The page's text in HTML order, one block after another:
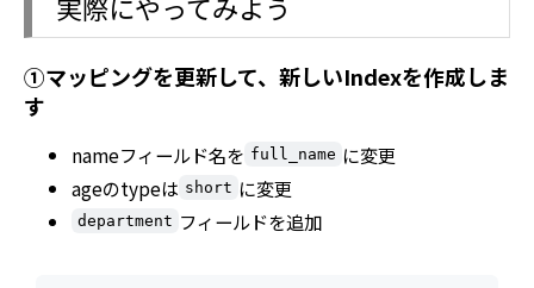
①マッピングを更新して、新しいIndexを作成しま
す
nameフィールド名を full_name に変更
ageのtypeは short に変更
department フィールドを追加